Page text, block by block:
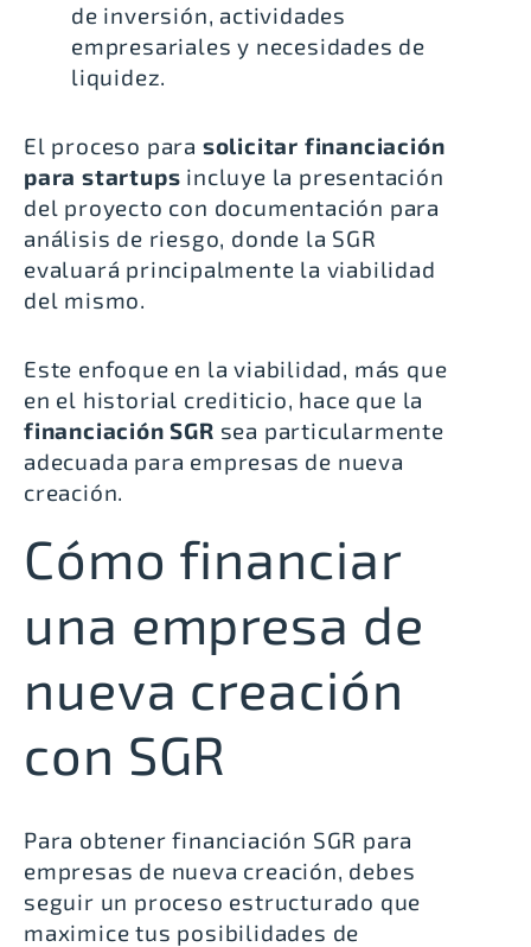
de inversión, actividades
empresariales y necesidades de
liquidez.
El proceso para solicitar financiación
para startups incluye la presentación
del proyecto con documentación para
análisis de riesgo, donde la SGR
evaluará principalmente la viabilidad
del mismo.
Este enfoque en la viabilidad, más que
en el historial crediticio, hace que la
financiación SGR sea particularmente
adecuada para empresas de nueva
creación.
Cómo financiar
una empresa de
nueva creación
con SGR
Para obtener financiación SGR para
empresas de nueva creación, debes
seguir un proceso estructurado que
maximice tus posibilidades de